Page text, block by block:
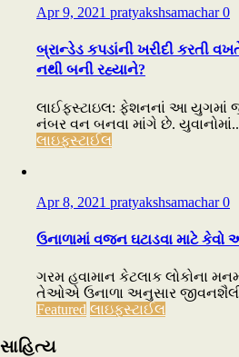
Apr 9, 2021 pratyakshsamachar0
બ્રાન્ડેડ કપડાંની ખરીદી કરતી
નથી બની રહ્યાને?
લાઈફસ્ટાઇલ: ફેશનનાં આ
નંબર વન બનવા માંગે છે.
લાઇફસ્ટાઈલ
Apr 8, 2021 pratyakshsamachar0
ઉનાળામાં વજન ઘટાડવા માટે
ગરમ હવામાન કેટલાક લોકોના
તેઓએ ઉનાળા અનુસાર
Featured લાઇફસ્ટાઈલ
સાહિત્ય